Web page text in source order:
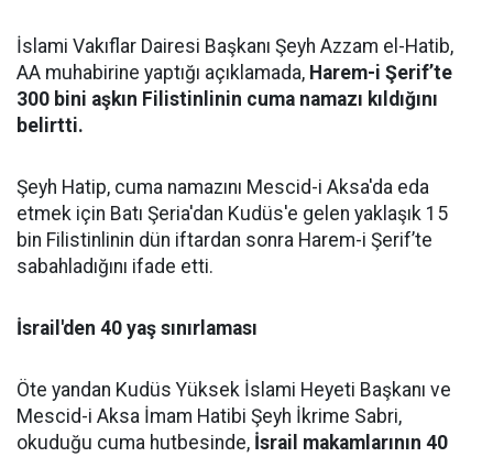
İslami Vakıflar Dairesi Başkanı Şeyh Azzam el-Hatib,
AA muhabirine yaptığı açıklamada, Harem-i Şerif’te
300 bini aşkın Filistinlinin cuma namazı kıldığını
belirtti.
Şeyh Hatip, cuma namazını Mescid-i Aksa'da eda
etmek için Batı Şeria'dan Kudüs'e gelen yaklaşık 15
bin Filistinlinin dün iftardan sonra Harem-i Şerif’te
sabahladığını ifade etti.
İsrail'den 40 yaş sınırlaması
Öte yandan Kudüs Yüksek İslami Heyeti Başkanı ve
Mescid-i Aksa İmam Hatibi Şeyh İkrime Sabri,
okuduğu cuma hutbesinde, İsrail makamlarının 40